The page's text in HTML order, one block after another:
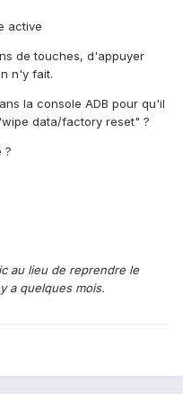
active
de touches, d'appuyer
n'y fait.
la console ADB pour qu'il
data/factory reset" ?
?
au lieu de reprendre le
a quelques mois.